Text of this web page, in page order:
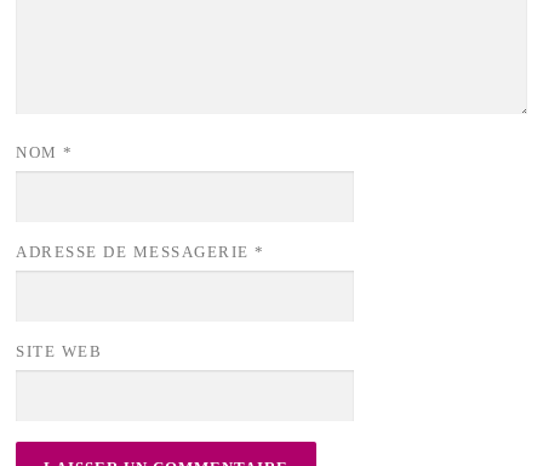
NOM*
ADRESSE DE MESSAGERIE*
SITE WEB